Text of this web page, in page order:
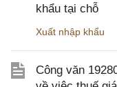
khẩu tại chỗ
Xuất nhập khẩu
Công văn